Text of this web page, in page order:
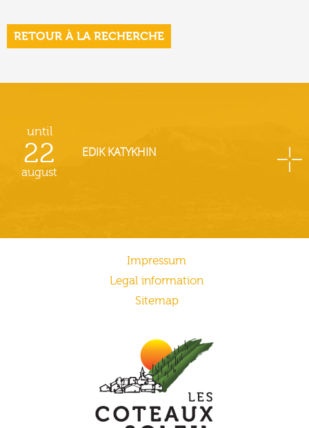
RETOUR À LA RECHERCHE
until
22
august
EDIK KATYKHIN
Impressum
Legal information
Sitemap